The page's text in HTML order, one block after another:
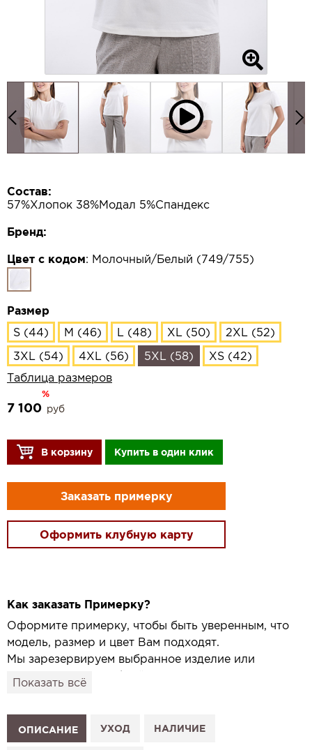
Состав:
57%Хлопок 38%Модал 5%Спандекс
Бренд:
Цвет с кодом: Молочный/Белый (749/755)
Размер
S (44)
M (46) L (48) XL (50)
2XL (52)
3XL (54)
4XL (56) 5XL (58)
XS (42)
Таблица размеров
%
7 100 руб
В корзину Купить в один клик
Заказать примерку
Оформить клубную карту
Как заказать Примерку?
Оформите примерку, чтобы быть уверенным, что
модель, размер и цвет Вам подходят.
Мы зарезервируем выбранное изделие или
привезём его в удобный для вас салон и
1. Выберите изделие на сайте.
2. Нажмите «Заказать примерку» и выберите салон.
Показать всё
ОПИСАНИЕ УХОД НАЛИЧИЕ